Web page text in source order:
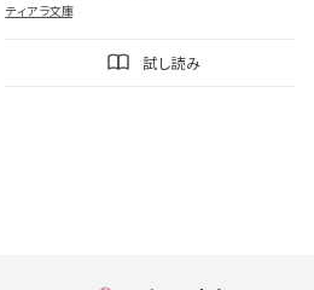
ティアラ文庫
試し読み